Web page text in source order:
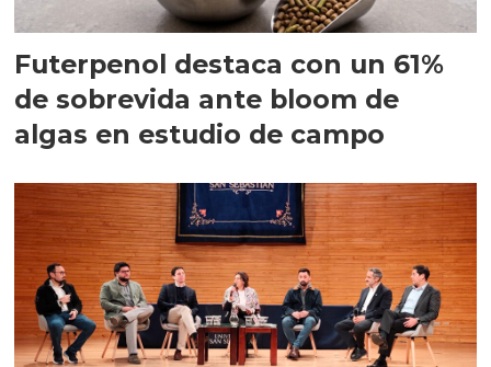
Futerpenol destaca con un 61%
de sobrevida ante bloom de
algas en estudio de campo